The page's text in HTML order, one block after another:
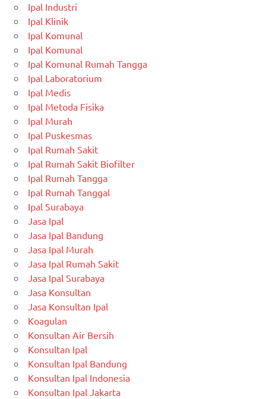
Ipal Industri
Ipal Klinik
Ipal Komunal
Ipal Komunal
Ipal Komunal Rumah Tangga
Ipal Laboratorium
Ipal Medis
Ipal Metoda Fisika
Ipal Murah
Ipal Puskesmas
Ipal Rumah Sakit
Ipal Rumah Sakit Biofilter
Ipal Rumah Tangga
Ipal Rumah Tanggal
Ipal Surabaya
Jasa Ipal
Jasa Ipal Bandung
Jasa Ipal Murah
Jasa Ipal Rumah Sakit
Jasa Ipal Surabaya
Jasa Konsultan
Jasa Konsultan Ipal
Koagulan
Konsultan Air Bersih
Konsultan Ipal
Konsultan Ipal Bandung
Konsultan Ipal Indonesia
Konsultan Ipal Jakarta